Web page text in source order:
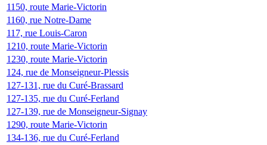
1150, route Marie-Victorin
1160, rue Notre-Dame
117, rue Louis-Caron
1210, route Marie-Victorin
1230, route Marie-Victorin
124, rue de Monseigneur-Plessis
127-131, rue du Curé-Brassard
127-135, rue du Curé-Ferland
127-139, rue de Monseigneur-Signay
1290, route Marie-Victorin
134-136, rue du Curé-Ferland